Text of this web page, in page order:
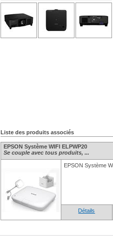
Liste des produits associés
EPSON Système WIFI ELPWP20
Se couple avec tous produits, ...
EPSON Système
Détails